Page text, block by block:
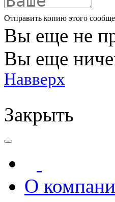
Отправить копию этого
Вы еще не
Вы еще
Навверх
Закрыть
О